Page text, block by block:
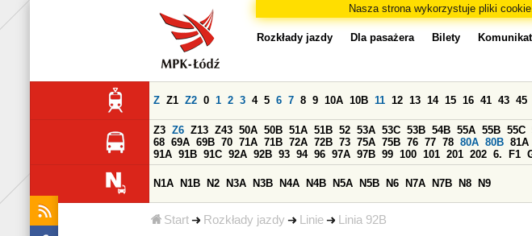
Nasza strona wykorzystuje pliki
Start Rozkłady jazdy Linie Linia 92B
Rozkłady jazdy Dla pasażera Bilety
Z Z1 Z2 0 1 2 3 4 5 6 7 8 9 10A 10B 11 12 13 14 15 16 41 43 45
Z3 Z6 Z13 Z43 50A 50B 51A 51B 52 53A 53C 53B 54B 55A 55B 55C
68 69A 69B 70 71A 71B 72A 72B 73 75A 75B 76 77 78 80A 80B 81A
91A 91B 91C 92A 92B 93 94 96 97A 97B 99 100 101 201 202 6. F1
N1A N1B N2 N3A N3B N4A N4B N5A N5B N6 N7A N7B N8 N9